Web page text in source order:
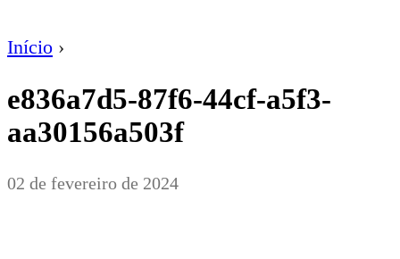
Início ›
e836a7d5-87f6-44cf-a5f3-
aa30156a503f
02 de fevereiro de 2024